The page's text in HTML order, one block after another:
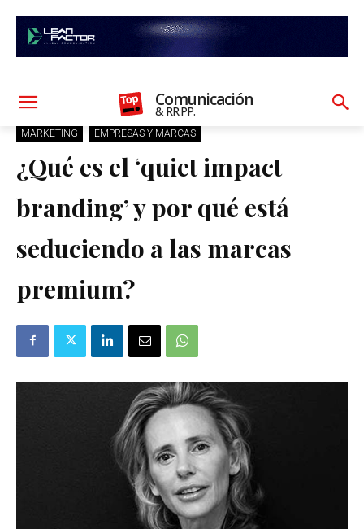
Comunicación
& RR.PP.
MARKETING EMPRESAS Y MARCAS
¿Qué es el ‘quiet impact
branding’ y por qué está
seduciendo a las marcas
premium?